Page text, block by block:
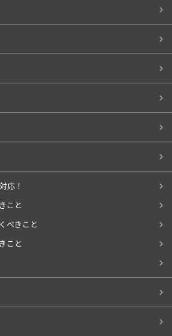
応！
こと
べきこと
こと